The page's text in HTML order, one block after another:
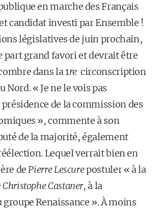
en marche des Français
candidat investi par Ensemble !
législatives de juin prochain,
part grand favori et devrait être
dans la 1recirconscription
Nord. « Je ne le vois pas
de la commission des
», commente à son
de la majorité, également
Lequel verrait bien en
dePierre Lescurepostuler « à la
Christophe Castaner, à la
Renaissance ». À moins